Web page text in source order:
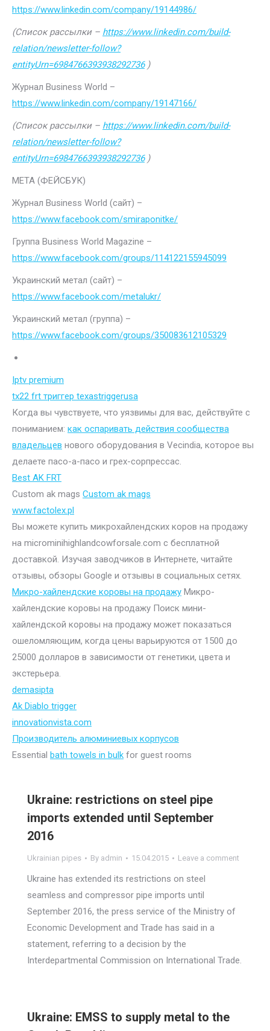
https://www.linkedin.com/company/19144986/
(Список рассылки – https://www.linkedin.com/build-
relation/newsletter-follow?
entityUrn=6984766393938292736)
Журнал Business World –
https://www.linkedin.com/company/19147166/
(Список рассылки – https://www.linkedin.com/build-
relation/newsletter-follow?
entityUrn=6984766393938292736)
МЕТА (ФЕЙСБУК)
Журнал Business World (сайт) –
https://www.facebook.com/smiraponitke/
Группа Business World Magazine –
https://www.facebook.com/groups/114122155945099
Украинский метал (сайт) –
https://www.facebook.com/metalukr/
Украинский метал (группа) –
https://www.facebook.com/groups/350083612105329
Iptv premium
tx22 frt триггер texastriggerusa
Когда вы чувствуете, что уязвимы для вас, действуйте с
пониманием: как оспаривать действия сообщества
владельцев нового оборудования в Vecindia, которое вы
делаете пасо-а-пасо и грех-сорпрессас.
Best AK FRT
Custom ak mags Custom ak mags
www.factolex.pl
Вы можете купить микрохайлендских коров на продажу
на microminihighlandcowforsale.com с бесплатной
доставкой. Изучая заводчиков в Интернете, читайте
отзывы, обзоры Google и отзывы в социальных сетях.
Микро-хайлендские коровы на продажу Микро-
хайлендские коровы на продажу Поиск мини-
хайлендской коровы на продажу может показаться
ошеломляющим, когда цены варьируются от 1500 до
25000 долларов в зависимости от генетики, цвета и
экстерьера.
demasipta
Ak Diablo trigger
innovationvista.com
Производитель алюминиевых корпусов
Essential bath towels in bulk for guest rooms
Ukraine: restrictions on steel pipe
imports extended until September
2016
Ukrainian pipes By admin 15.04.2015 Leave a comment
Ukraine has extended its restrictions on steel
seamless and compressor pipe imports until
September 2016, the press service of the Ministry of
Economic Development and Trade has said in a
statement, referring to a decision by the
Interdepartmental Commission on International Trade.
Ukraine: EMSS to supply metal to the